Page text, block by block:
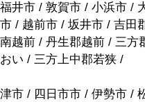
福井市 / 敦賀市 / 小浜市 /
市 / 越前市 / 坂井市 / 吉田
南越前 / 丹生郡越前 / 三方
おい / 三方上中郡若狭 /
津市 / 四日市市 / 伊勢市 /